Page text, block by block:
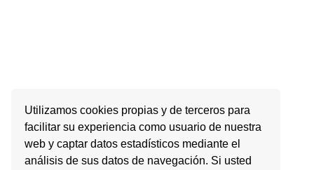
Utilizamos cookies propias y de terceros para
facilitar su experiencia como usuario de nuestra
web y captar datos estadísticos mediante el
análisis de sus datos de navegación. Si usted